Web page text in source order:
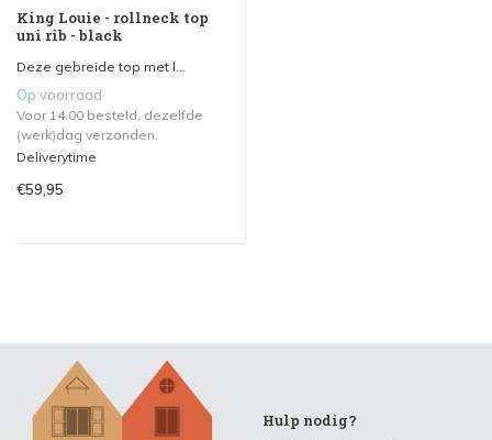
King Louie - rollneck top
uni rib - black
Deze gebreide top met l...
Op voorraad
Voor 14.00 besteld, dezelfde
(werk)dag verzonden.
Deliverytime
€59,95
Hulp nodig?